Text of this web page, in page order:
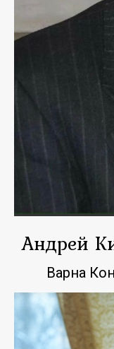
Андрей
Варна